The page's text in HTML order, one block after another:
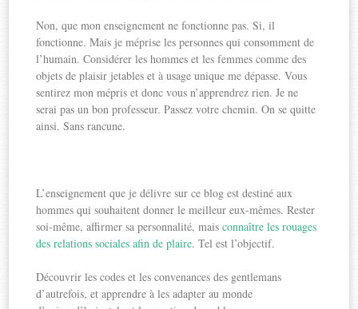
Non, que mon enseignement ne fonctionne pas. Si, il
fonctionne. Mais je méprise les personnes qui consomment de
l’humain. Considérer les hommes et les femmes comme des
objets de plaisir jetables et à usage unique me dépasse. Vous
sentirez mon mépris et donc vous n’apprendrez rien. Je ne
serai pas un bon professeur. Passez votre chemin. On se quitte
ainsi. Sans rancune.
L’enseignement que je délivre sur ce blog est destiné aux
hommes qui souhaitent donner le meilleur eux-mêmes. Rester
soi-même, affirmer sa personnalité, maisconnaître les rouages
des relations sociales afin de plaire. Tel est l’objectif.
Découvrir les codes et les convenances des gentlemans
d’autrefois, et apprendre à les adapter au monde